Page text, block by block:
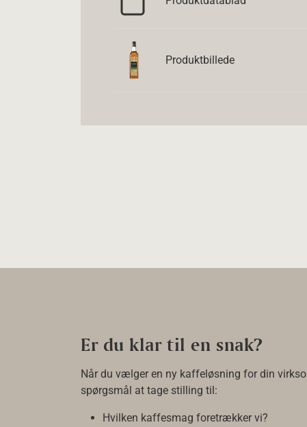
Produktbillede
Er du klar til en snak?
Når du vælger en ny kaffeløsning for din
spørgsmål at tage stilling til:
Hvilken kaffesmag foretrækker vi?